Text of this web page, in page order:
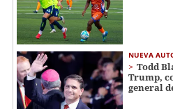
NUEVA
Todd
Trump,
general